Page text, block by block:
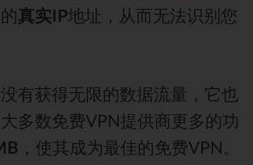
真实IP地址，从而无法识别您
有获得无限的数据流量，它也
多数免费VPN提供商更多的功
，使其成为最佳的免费VPN。